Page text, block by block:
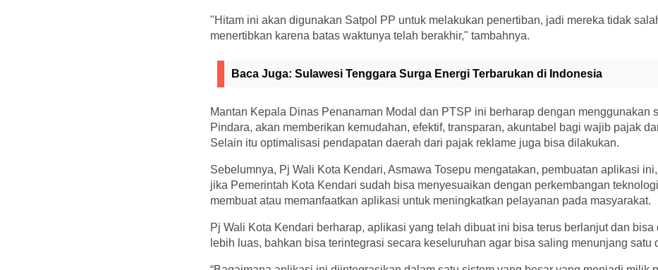
"Hitam ini akan digunakan Satpol PP untuk melakukan penertiban, jadi mereka tidak
menertibkan karena batas waktunya telah berakhir," tambahnya.
Baca Juga: Sulawesi Tenggara Surga Energi Terbarukan di Indonesia
Mantan Kepala Dinas Penanaman Modal dan PTSP ini berharap dengan menggunakan
Pindara, akan memberikan kemudahan, efektif, transparan, akuntabel bagi wajib pajak
Selain itu optimalisasi pendapatan daerah dari pajak reklame juga bisa dilakukan.
Sebelumnya, Pj Wali Kota Kendari, Asmawa Tosepu mengatakan, pembuatan aplikasi
jika Pemerintah Kota Kendari sudah bisa menyesuaikan dengan perkembangan
membuat atau memanfaatkan aplikasi untuk meningkatkan pelayanan pada masyarakat.
Pj Wali Kota Kendari berharap, aplikasi yang telah dibuat ini bisa terus berlanjut dan bisa
lebih luas, bahkan bisa terintegrasi secara keseluruhan agar bisa saling menunjang satu